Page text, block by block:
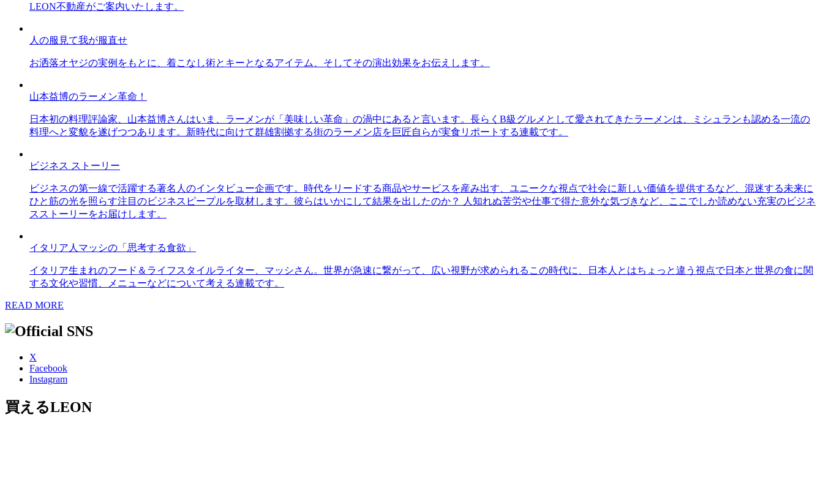
LEON不動産がご案内いたします。
人の服見て我が服直せ
お洒落オヤジの実例をもとに、着こなし術とキーとなるアイテム、そしてその演出効果をお伝えします。
山本益博のラーメン革命！
日本初の料理評論家、山本益博さんはいま、ラーメンが「美味しい革命」の渦中にあると言います。長らくB級グルメとして愛されてきたラーメンは、ミシュランも認める一流の
料理へと変貌を遂げつつあります。新時代に向けて群雄割拠する街のラーメン店を巨匠自らが実食リポートする連載です。
ビジネス ストーリー
ビジネスの第一線で活躍する著名人のインタビュー企画です。時代をリードする商品やサービスを産み出す、ユニークな視点で社会に新しい価値を提供するなど、混迷する未来に
ひと筋の光を照らす注目のビジネスピープルを取材します。彼らはいかにして結果を出したのか？ 人知れぬ苦労や仕事で得た意外な気づきなど、ここでしか読めない充実のビジネ
スストーリーをお届けします。
イタリア人マッシの「思考する食欲」
イタリア生まれのフード＆ライフスタイルライター、マッシさん。世界が急速に繋がって、広い視野が求められるこの時代に、日本人とはちょっと違う視点で日本と世界の食に関
する文化や習慣、メニューなどについて考える連載です。
READ MORE
X
Facebook
Instagram
買えるLEON